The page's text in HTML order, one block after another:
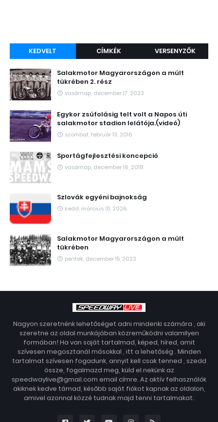
KEDVELT CÍMKÉK VERSENYZŐK
Salakmotor Magyarországon a múlt
tükrében 2. rész
vasárnap, december 17, 2023
Egykor zsúfolásig telt volt a Napos úti
salakmotor stadion lelátója.(videó)
szombat, február 13, 2016
Sportágfejlesztési koncepció
vasárnap, december 16, 2018
Szlovák egyéni bajnokság
kedd, március 31, 2026
Salakmotor Magyarországon a múlt
tükrében
péntek, december 15, 2023
Nagyon szeretnénk lehetőséget adni mindenki számára , aki
szeretne az oldal munkájában közreműködni valamilyen
formában! Ha van saját tartalmad, képed, híred, amit
szívesen megosztanál másokkal , itt a lehetőség . Minden
tartalmat szívesen fogadunk, annyit kell csak tenned , szedd
össze, fogalmazd meg, küld el nekünk az
speedwaylive@gmail.com email címre. Az aktív felhasználók
akiknek kedve támad, később saját fiókot kapnak az oldalon,
amivel azonnal közzé tudnak majd tenni tartalmakat.